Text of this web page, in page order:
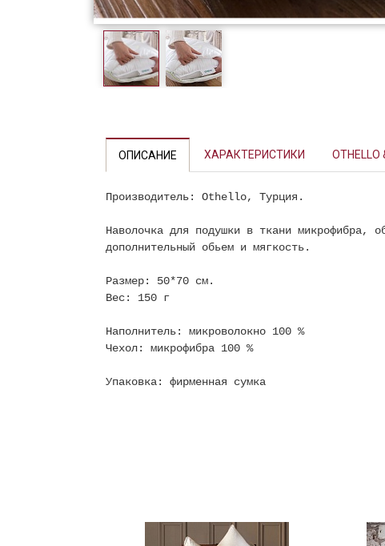
ОПИСАНИЕ ХАРАКТЕРИСТИКИ OTHELLO
Производитель: Othello, Турция.
Наволочка для подушки в ткани микрофибра,
дополнительный обьем и мягкость.
Размер: 50*70 см.
Вес: 150 г
Наполнитель: микроволокно 100 %
Чехол: микрофибра 100 %
Упаковка: фирменная сумка